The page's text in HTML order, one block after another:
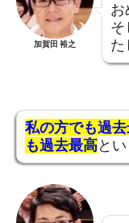
加賀田 裕之
お
そ
た
私の方でも過
も過去最高と